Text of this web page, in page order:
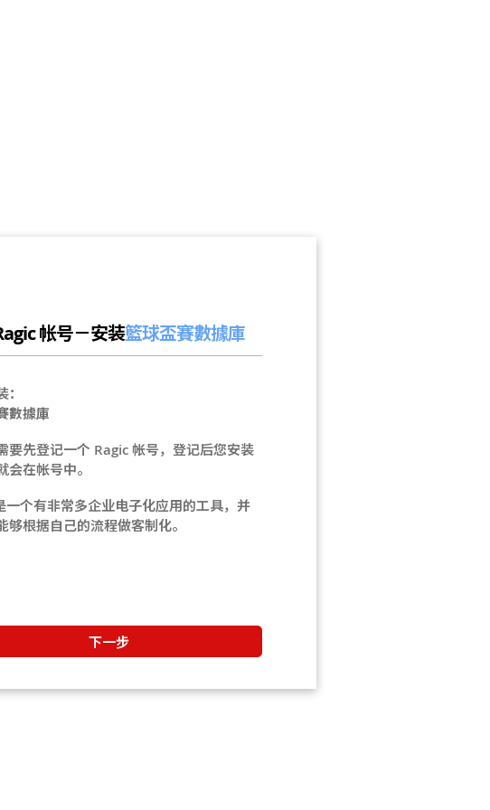
帐号－安装籃球盃賽數據庫
數據庫
要先登记一个 Ragic 帐号，登记后您安装
会在帐号中。
一个有非常多企业电子化应用的工具，并
够根据自己的流程做客制化。
下一步